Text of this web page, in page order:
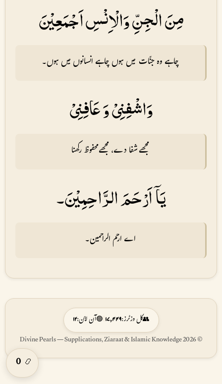
مِنَ الْجِنِّ وَالْاِنْسِ اَجْمَعِيْنَ
چاہے وہ جنّات میں ہوں چاہے انسانوں میں ہوں۔
وَاشْفِنِىْ وَ عَافِنِىْ
مجھے شفا دے، مجھے محفوظ رکھنا
يَاۤ اَرْحَمَ الرَّاحِمِيْنَ۔
اے ارحم الراحمین۔
👥کل وزٹرز:۱۷,۴۴۹🟢آن لائن:۱۲
© 2026 Divine Pearls — Supplications, Ziaraat & Islamic Knowledge
📿
0